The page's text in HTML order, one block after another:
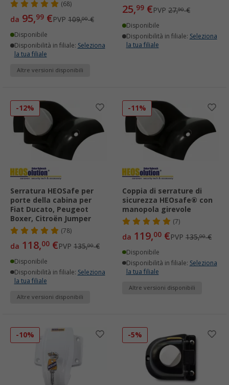
(68)
da 95,99 €PVP 109,00€
Disponibile
Disponibilità in filiale: Seleziona
la tua filiale
Altre versioni disponibili
25,99 €PVP 27,90€
Disponibile
Disponibilità in filiale: Seleziona
la tua filiale
-12%
Serratura HEOSafe per
porte della cabina per
Fiat Ducato, Peugeot
Boxer, Citroën Jumper
(78)
da 118,00 €PVP 135,00€
Disponibile
Disponibilità in filiale: Seleziona
la tua filiale
Altre versioni disponibili
-11%
Coppia di serrature di
sicurezza HEOsafe® con
manopola girevole
(7)
da 119,00 €PVP 135,00€
Disponibile
Disponibilità in filiale: Seleziona
la tua filiale
Altre versioni disponibili
-10% -5%